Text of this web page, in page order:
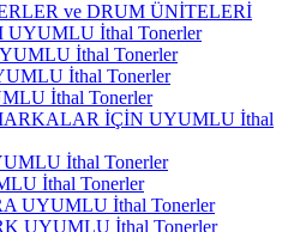
ve DRUM ÜNİTELERİ
UYUMLU İthal Tonerler
İthal Tonerler
İthal Tonerler
İthal Tonerler
İÇİN UYUMLU İthal
İthal Tonerler
İthal Tonerler
UYUMLU İthal Tonerler
UYUMLU İthal Tonerler